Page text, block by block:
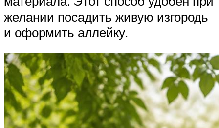
желании посадить живую изгородь
и оформить аллейку.